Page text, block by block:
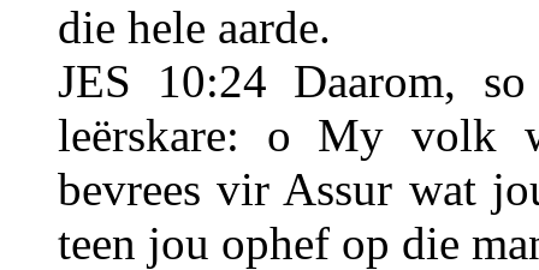
die hele aarde.
JES 10:24 Daarom,
leërskare: o My volk
bevrees vir Assur wat
teen jou ophef op die